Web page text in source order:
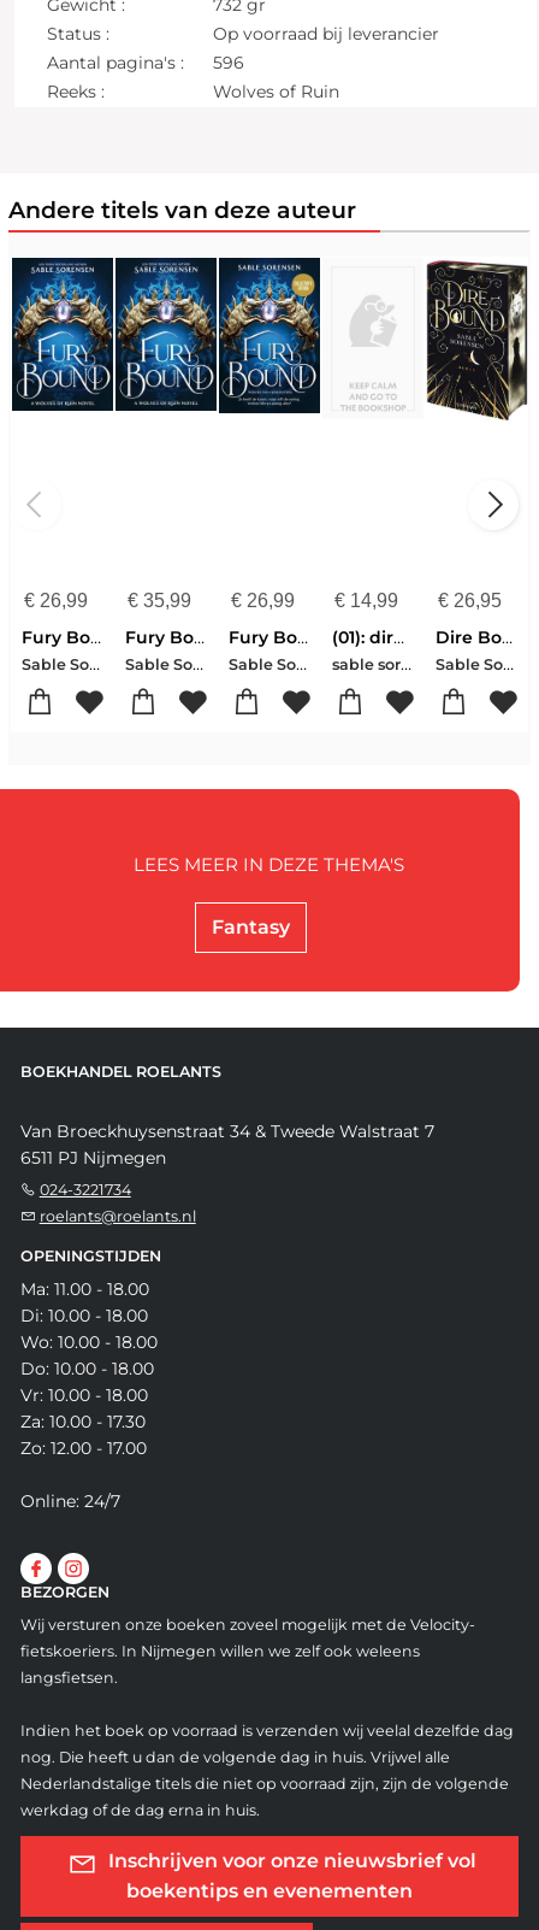
Gewicht :
732 gr
Status :
Op voorraad bij leverancier
Aantal pagina's :
596
Reeks :
Wolves of Ruin
Andere titels van deze auteur
€26,99
Fury Bound
Sable Sorensen
€35,99
Fury Bound (Standard Edition)
Sable Sorensen
€ 26,99
Fury Bound
Sable Sorensen
€ 14,99
(01): dire bound
sable sorensen
€ 26,95
Dire Bound
Sable Sorensen
Fantasy
LEES MEER IN DEZE THEMA'S
BOEKHANDEL ROELANTS
Van Broeckhuysenstraat 34 & Tweede Walstraat 7
6511 PJ Nijmegen
024-3221734
roelants@roelants.nl
OPENINGSTIJDEN
Ma: 11.00 - 18.00
Di: 10.00 - 18.00
Wo: 10.00 - 18.00
Do: 10.00 - 18.00
Vr: 10.00 - 18.00
Za: 10.00 - 17.30
Zo: 12.00 - 17.00
Online: 24/7
BEZORGEN
Wij versturen onze boeken zoveel mogelijk met de Velocity-
fietskoeriers. In Nijmegen willen we zelf ook weleens
langsfietsen.
Indien het boek op voorraad is verzenden wij veelal dezelfde dag
nog. Die heeft u dan de volgende dag in huis. Vrijwel alle
Nederlandstalige titels die niet op voorraad zijn, zijn de volgende
werkdag of de dag erna in huis.
Inschrijven voor onze nieuwsbrief vol
boekentips en evenementen